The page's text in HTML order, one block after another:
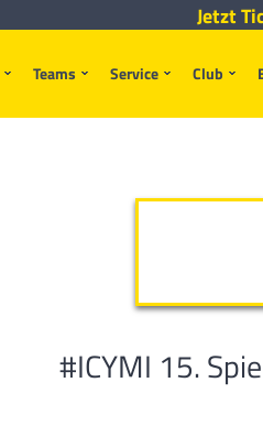
Teams Service Club
Jetzt
#ICYMI 15.